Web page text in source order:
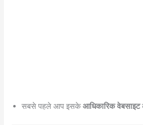
सबसे पहले आप इसके आधिकारिक वेबसाइट